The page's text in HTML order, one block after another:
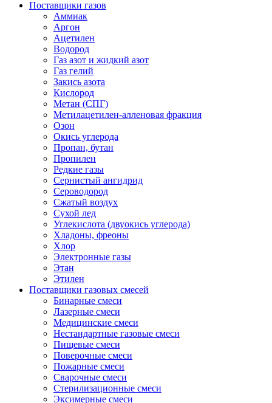
Поставщики газов
Аммиак
Аргон
Ацетилен
Водород
Газ азот и жидкий азот
Газ гелий
Закись азота
Кислород
Метан (СПГ)
Метилацетилен-алленовая фракция
Озон
Окись углерода
Пропан, бутан
Пропилен
Редкие газы
Сернистый ангидрид
Сероводород
Сжатый воздух
Сухой лед
Углекислота (двуокись углерода)
Хладоны, фреоны
Хлор
Электронные газы
Этан
Этилен
Поставщики газовых смесей
Бинарные смеси
Лазерные смеси
Медицинские смеси
Нестандартные газовые смеси
Пищевые смеси
Поверочные смеси
Пожарные смеси
Сварочные смеси
Стерилизационные смеси
Эксимерные смеси